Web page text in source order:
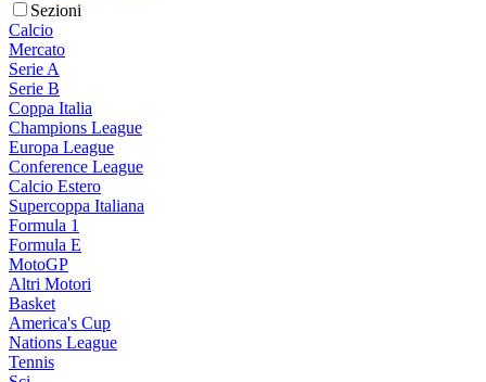
Sezioni
Calcio
Mercato
Serie A
Serie B
Coppa Italia
Champions League
Europa League
Conference League
Calcio Estero
Supercoppa Italiana
Formula 1
Formula E
MotoGP
Altri Motori
Basket
America's Cup
Nations League
Tennis